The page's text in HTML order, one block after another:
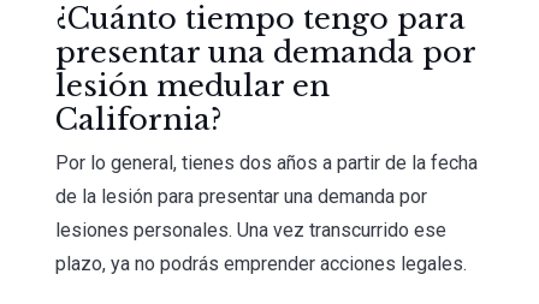
¿Cuánto tiempo tengo para
presentar una demanda por
lesión medular en
California?
Por lo general, tienes dos años a partir de la fecha
de la lesión para presentar una demanda por
lesiones personales. Una vez transcurrido ese
plazo, ya no podrás emprender acciones legales.